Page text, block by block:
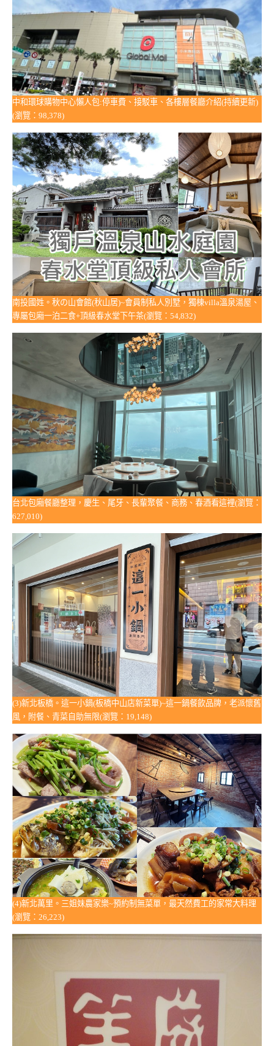
中和環球購物中心懶人包:停車費、接駁車、各樓層餐廳介紹(持續更新)
(瀏覽：98,378)
南投國姓。秋の山會館(秋山居)~會員制私人別墅，獨棟villa溫泉湯屋、
專屬包廂一泊二食+頂級春水堂下午茶(瀏覽：54,832)
台北包廂餐廳整理，慶生、尾牙、長輩聚餐、商務、春酒看這裡(瀏覽：
627,010)
(3)新北板橋。這一小鍋(板橋中山店新菜單)~這一鍋餐飲品牌，老派懷舊
風，附餐、青菜自助無限(瀏覽：19,148)
(4)新北萬里。三姐妹農家樂~預約制無菜單，最天然費工的家常大料理
(瀏覽：26,223)